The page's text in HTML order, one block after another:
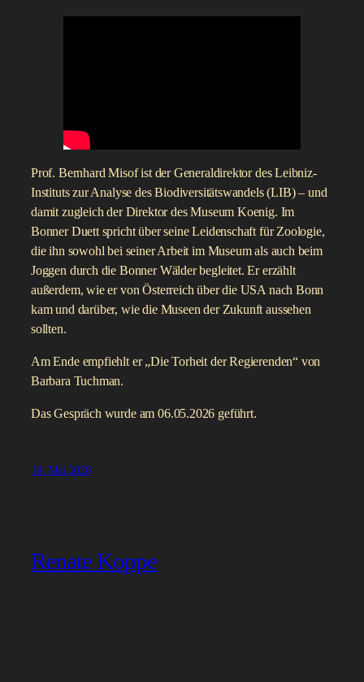
Prof. Bernhard Misof ist der Generaldirektor des Leibniz-
Instituts zur Analyse des Biodiversitätswandels (LIB) – und
damit zugleich der Direktor des Museum Koenig. Im
Bonner Duett spricht über seine Leidenschaft für Zoologie,
die ihn sowohl bei seiner Arbeit im Museum als auch beim
Joggen durch die Bonner Wälder begleitet. Er erzählt
außerdem, wie er von Österreich über die USA nach Bonn
kam und darüber, wie die Museen der Zukunft aussehen
sollten.
Am Ende empfiehlt er „Die Torheit der Regierenden“ von
Barbara Tuchman.
Das Gespräch wurde am 06.05.2026 geführt.
14. Mai 2026
Renate Koppe